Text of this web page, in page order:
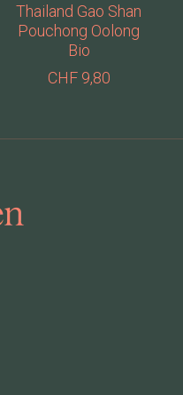
Thailand Gao Shan
Pouchong Oolong
Bio
CHF 9,80